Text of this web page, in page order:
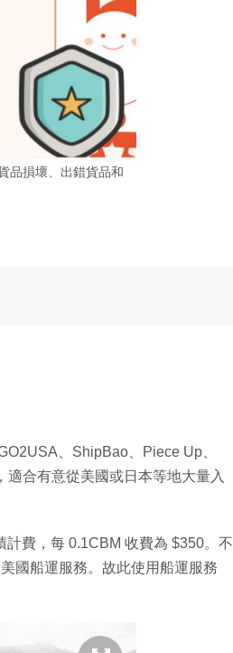
品損壞、出錯貨品和
、ShipBao、Piece Up、
合有意從美國或日本等地大量入
費，每 0.1CBM 收費為 $350。不
國船運服務。故此使用船運服務